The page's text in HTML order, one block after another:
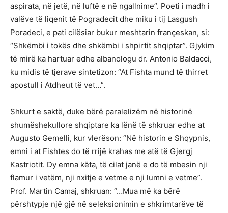
aspirata, në jetë, në luftë e në ngallnime”. Poeti i madh i
valëve të liqenit të Pogradecit dhe miku i tij Lasgush
Poradeci, e pati cilësiar bukur meshtarin françeskan, si:
“Shkëmbi i tokës dhe shkëmbi i shpirtit shqiptar”. Gjykim
të mirë ka hartuar edhe albanologu dr. Antonio Baldacci,
ku midis të tjerave sintetizon: “At Fishta mund të thirret
apostull i Atdheut të vet…”.
Shkurt e saktë, duke bërë paralelizëm në historinë
shumëshekullore shqiptare ka lënë të shkruar edhe at
Augusto Gemelli, kur vlerëson: “Në historin e Shqypnis,
emni i at Fishtes do të rrijë krahas me atë të Gjergj
Kastriotit. Dy emna këta, të cilat janë e do të mbesin nji
flamur i vetëm, nji nxitje e vetme e nji lumni e vetme”.
Prof. Martin Camaj, shkruan: “…Mua më ka bërë
përshtypje një gjë në seleksionimin e shkrimtarëve të